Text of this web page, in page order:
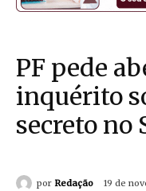
PF pede
inquérito
secreto no
por Redação 19 de